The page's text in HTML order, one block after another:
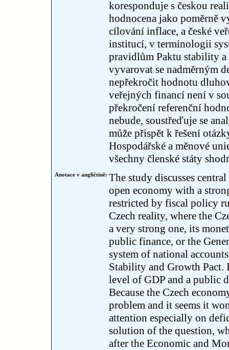
koresponduje s českou
hodnocena jako poměrně
cílování inflace, a české
institucí, v terminologii
pravidlům Paktu stability a
vyvarovat se nadměrným
nepřekročit hodnotu
veřejných financí není v
překročení referenční
nebude, soustřeďuje se
může přispět k řešení
Hospodářské a měnové
všechny členské státy
Anotace v angličtině: The study discusses
open economy with a
restricted by fiscal policy
Czech reality, where the
a very strong one, its
public finance, or the
system of national
Stability and Growth Pact.
level of GDP and a public
Because the Czech
problem and it seems it
attention especially on
solution of the question,
after the Economic and